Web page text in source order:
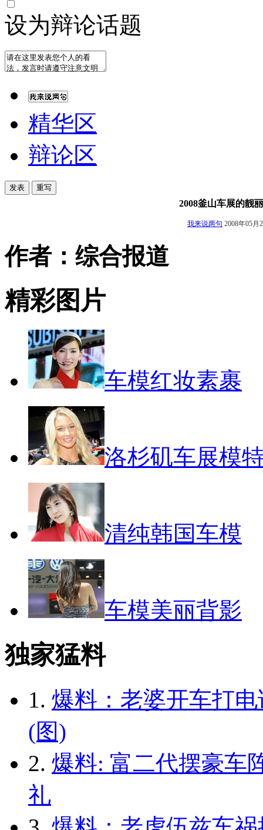
设为辩论话题
精华区
辩论区
2008釜山车展的靓
我来说两句 2008年05月
作者：综合报道
精彩图片
车模红妆素裹
洛杉矶车展模
清纯韩国车模
车模美丽背影
独家猛料
1. 爆料：老婆开车打
(图)
2. 爆料: 富二代摆豪车
礼